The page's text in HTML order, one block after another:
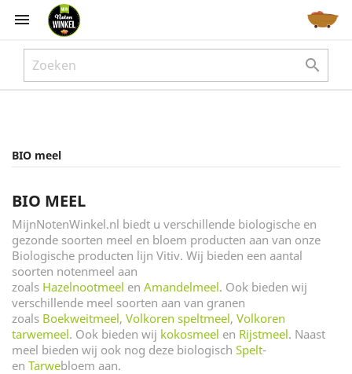


BIO meel
BIO MEEL
MijnNotenWinkel.nl biedt u verschillende biologische en
gezonde soorten meel en bloem producten aan van onze
Biologische producten lijn Vitiv. Wij bieden een aantal
soorten notenmeel aan
zoals Hazelnootmeel en Amandelmeel. Ook bieden wij
verschillende meel soorten aan van granen
zoals Boekweitmeel, Volkoren speltmeel, Volkoren
tarwemeel. Ook bieden wij kokosmeel en Rijstmeel. Naast
meel bieden wij ook nog deze biologisch Spelt-
en Tarwebloem aan.